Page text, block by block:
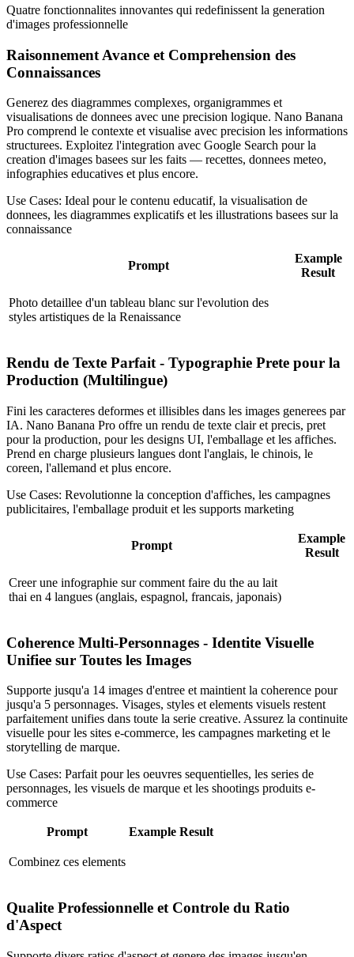
Quatre fonctionnalites innovantes qui redefinissent la generation
d'images professionnelle
Raisonnement Avance et Comprehension des
Connaissances
Generez des diagrammes complexes, organigrammes et
visualisations de donnees avec une precision logique. Nano Banana
Pro comprend le contexte et visualise avec precision les informations
structurees. Exploitez l'integration avec Google Search pour la
creation d'images basees sur les faits — recettes, donnees meteo,
infographies educatives et plus encore.
Use Cases: Ideal pour le contenu educatif, la visualisation de
donnees, les diagrammes explicatifs et les illustrations basees sur la
connaissance
Prompt
Example
Result
Photo detaillee d'un tableau blanc sur l'evolution des
styles artistiques de la Renaissance
Rendu de Texte Parfait - Typographie Prete pour la
Production (Multilingue)
Fini les caracteres deformes et illisibles dans les images generees par
IA. Nano Banana Pro offre un rendu de texte clair et precis, pret
pour la production, pour les designs UI, l'emballage et les affiches.
Prend en charge plusieurs langues dont l'anglais, le chinois, le
coreen, l'allemand et plus encore.
Use Cases: Revolutionne la conception d'affiches, les campagnes
publicitaires, l'emballage produit et les supports marketing
Prompt
Example
Result
Creer une infographie sur comment faire du the au lait
thai en 4 langues (anglais, espagnol, francais, japonais)
Coherence Multi-Personnages - Identite Visuelle
Unifiee sur Toutes les Images
Supporte jusqu'a 14 images d'entree et maintient la coherence pour
jusqu'a 5 personnages. Visages, styles et elements visuels restent
parfaitement unifies dans toute la serie creative. Assurez la continuite
visuelle pour les sites e-commerce, les campagnes marketing et le
storytelling de marque.
Use Cases: Parfait pour les oeuvres sequentielles, les series de
personnages, les visuels de marque et les shootings produits e-
commerce
Prompt Example Result
Combinez ces elements
Qualite Professionnelle et Controle du Ratio
d'Aspect